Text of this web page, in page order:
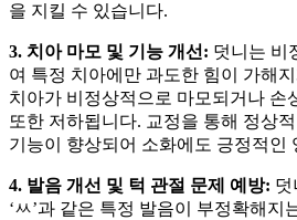
을 지킬 수 있습니다.
3. 치아 마모 및 기능 개선: 덧니는 비
여 특정 치아에만 과도한 힘이 가해
치아가 비정상적으로 마모되거나 손
또한 저하됩니다. 교정을 통해 정상
기능이 향상되어 소화에도 긍정적인
4. 발음 개선 및 턱 관절 문제 예방: 덧
‘ㅆ’과 같은 특정 발음이 부정확해지